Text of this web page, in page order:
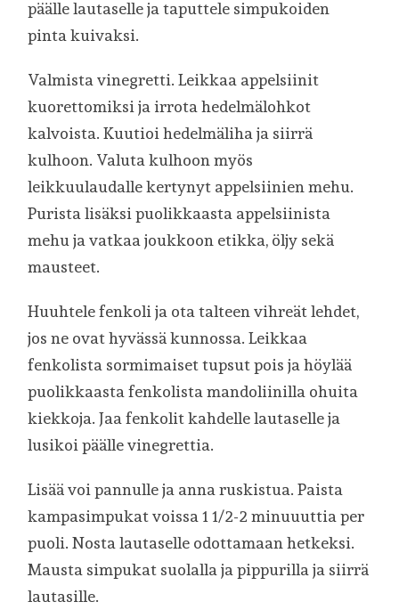
päälle lautaselle ja taputtele simpukoiden
pinta kuivaksi.
Valmista vinegretti. Leikkaa appelsiinit
kuorettomiksi ja irrota hedelmälohkot
kalvoista. Kuutioi hedelmäliha ja siirrä
kulhoon. Valuta kulhoon myös
leikkuulaudalle kertynyt appelsiinien mehu.
Purista lisäksi puolikkaasta appelsiinista
mehu ja vatkaa joukkoon etikka, öljy sekä
mausteet.
Huuhtele fenkoli ja ota talteen vihreät lehdet,
jos ne ovat hyvässä kunnossa. Leikkaa
fenkolista sormimaiset tupsut pois ja höylää
puolikkaasta fenkolista mandoliinilla ohuita
kiekkoja. Jaa fenkolit kahdelle lautaselle ja
lusikoi päälle vinegrettia.
Lisää voi pannulle ja anna ruskistua. Paista
kampasimpukat voissa 1 1/2-2 minuuuttia per
puoli. Nosta lautaselle odottamaan hetkeksi.
Mausta simpukat suolalla ja pippurilla ja siirrä
lautasille.